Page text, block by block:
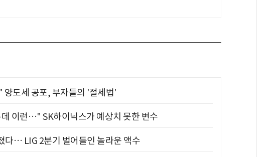
양도세 공포, 부자들의 '절세법'
이런…" SK하이닉스가 예상치 못한 변수
다… LIG 2분기 벌어들인 놀라운 액수